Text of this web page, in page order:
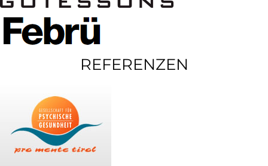
REFERENZEN